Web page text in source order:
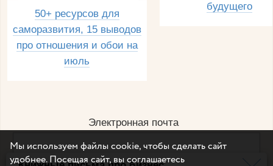
50+ ресурсов для
саморазвития, 15 выводов
про отношения и обои на
июль
будущего
Электронная почта
Мы используем файлы cookie, чтобы сделать сайт
удобнее. Посещая сайт, вы соглашаетесь